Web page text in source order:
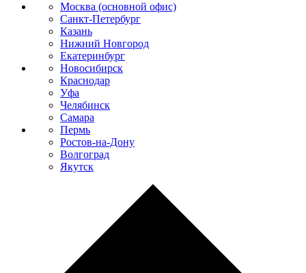
Москва (основной офис)
Санкт-Петербург
Казань
Нижний Новгород
Екатеринбург
Новосибирск
Краснодар
Уфа
Челябинск
Самара
Пермь
Ростов-на-Дону
Волгоград
Якутск